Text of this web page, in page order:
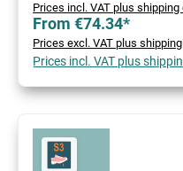
Prices incl. VAT plus shipping
From €74.34*
Prices excl. VAT plus
Prices incl. VAT plus